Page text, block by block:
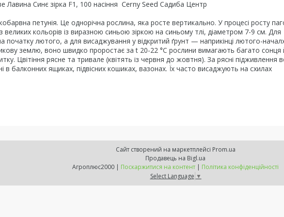
Лавина Синє зірка F1, 100 насіння Cerny Seed Садиба Центр
петунія. Це однорічна рослина, яка росте вертикально. У процесі росту
кольорів із виразною синьою зіркою на синьому тлі, діаметром 7-9 см. Для
початку лютого, а для висаджування у відкритий ґрунт — наприкінці лютого-
землю, воно швидко проростає за t 20-22 °C рослини вимагають багато сонця
Цвітіння рясне та тривале (квітять із червня до жовтня). За рясні підживлення
в балконних ящиках, підвісних кошиках, вазонах. Їх часто висаджують на схилах
Сайт створений на маркетплейсі Prom.ua
Продавець на Bigl.ua
Агроплюс2000 | Поскаржитися на контент | Політика конфіденційності
Select Language ▼